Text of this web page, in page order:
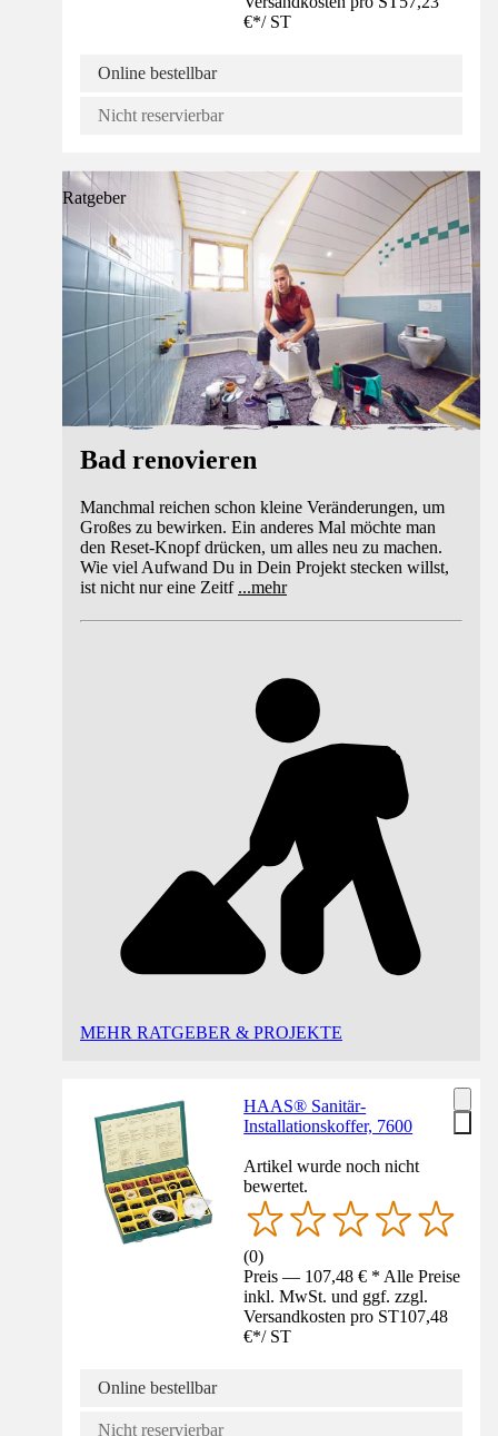
€*/ ST
Online bestellbar
Nicht reservierbar
Ratgeber
Bad renovieren
Manchmal reichen schon kleine Veränderungen, um
Großes zu bewirken. Ein anderes Mal möchte man
den Reset-Knopf drücken, um alles neu zu machen.
Wie viel Aufwand Du in Dein Projekt stecken willst,
ist nicht nur eine Zeitf ...mehr
MEHR RATGEBER & PROJEKTE
HAAS® Sanitär-
Installationskoffer, 7600
Artikel wurde noch nicht
bewertet.
(0)
Preis — 107,48 € * Alle Preise
inkl. MwSt. und ggf. zzgl.
Versandkosten pro ST107,48
€*/ ST
Online bestellbar
Nicht reservierbar